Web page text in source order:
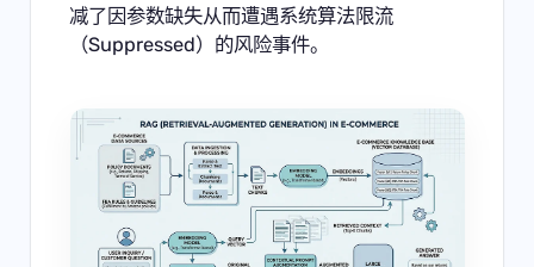
减了因参数缺失从而遭遇系统算法限流
（Suppressed）的风险事件。